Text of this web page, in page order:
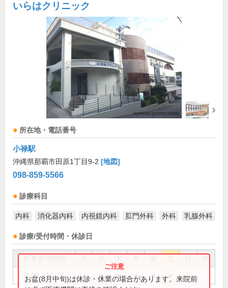
いらはクリニック
所在地・電話番号
小禄駅
沖縄県那覇市田原1丁目9-2 [地図]
098-859-5566
診療科目
内科 消化器内科 内視鏡内科 肛門外科 外科 乳腺外科
診療/受付時間・休診日
祝
8:30～16:30 ● ● ● ●
お盆(8月中旬)は休診・休業の場合があります。来院前